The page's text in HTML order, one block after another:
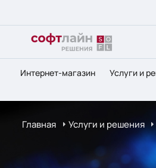
Интернет-магазин Услуги и
Главная Услуги и решения